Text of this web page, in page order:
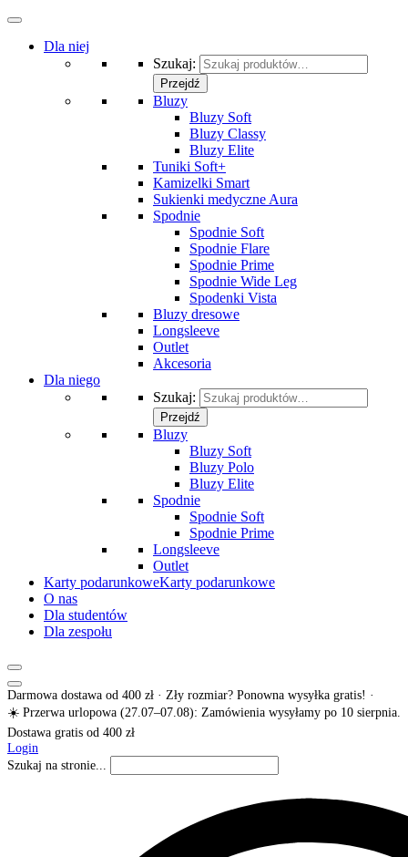
Dla niej
Szukaj:
Przejdź
Bluzy
Bluzy Soft
Bluzy Classy
Bluzy Elite
Tuniki Soft+
Kamizelki Smart
Sukienki medyczne Aura
Spodnie
Spodnie Soft
Spodnie Flare
Spodnie Prime
Spodnie Wide Leg
Spodenki Vista
Bluzy dresowe
Longsleeve
Outlet
Akcesoria
Dla niego
Szukaj:
Przejdź
Bluzy
Bluzy Soft
Bluzy Polo
Bluzy Elite
Spodnie
Spodnie Soft
Spodnie Prime
Longsleeve
Outlet
Karty podarunkoweKarty podarunkowe
O nas
Dla studentów
Dla zespołu
Darmowa dostawa od 400 zł · Zły rozmiar? Ponowna wysyłka gratis! ·
☀️ Przerwa urlopowa (27.07–07.08): Zamówienia wysyłamy po 10 sierpnia.
Dostawa gratis od 400 zł
Login
Szukaj na stronie...